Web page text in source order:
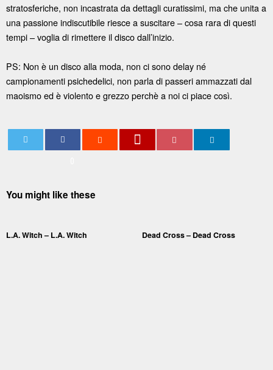
stratosferiche, non incastrata da dettagli curatissimi, ma che unita a
una passione indiscutibile riesce a suscitare – cosa rara di questi
tempi – voglia di rimettere il disco dall’inizio.
PS: Non è un disco alla moda, non ci sono delay né
campionamenti psichedelici, non parla di passeri ammazzati dal
maoismo ed è violento e grezzo perchè a noi ci piace così.
You might like these
L.A. Witch – L.A. Witch Dead Cross – Dead Cross